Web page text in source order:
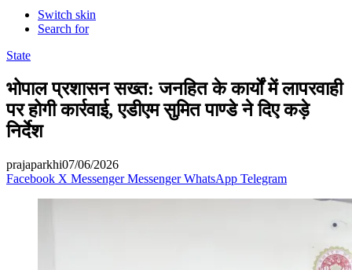
Switch skin
Search for
State
भोपाल प्रशासन सख्त: जनहित के कार्यों में लापरवाही
पर होगी कार्रवाई, एडीएम सुमित पाण्डे ने दिए कड़े
निर्देश
prajaparkhi07/06/2026
Facebook X Messenger Messenger WhatsApp Telegram